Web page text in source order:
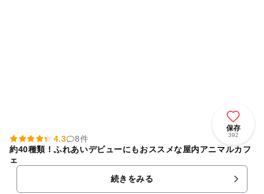
保存
392
4.3
8件
約40種類！ふれあいデビューにもおススメな屋内アニマルカフ
ェ
続きをみる